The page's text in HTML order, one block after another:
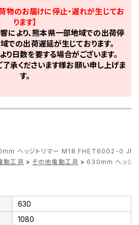
物のお届けに停止・遅れが生じてお
ります】
により、熊本県一部地域での出荷停
での出荷遅延が生じております。
日数を要する場合がございます。
承くださいます様お願い申し上げま
す。
ヘッジトリマー M18 FHET60G2-0 JP
動工具 > その他電動工具 > 630mm ヘッジ
630
1080